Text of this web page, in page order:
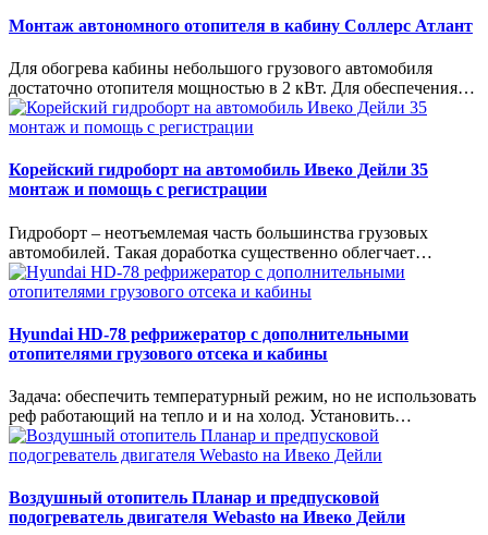
Монтаж автономного отопителя в кабину Соллерс Атлант
Для обогрева кабины небольшого грузового автомобиля
достаточно отопителя мощностью в 2 кВт. Для обеспечения…
Корейский гидроборт на автомобиль Ивеко Дейли 35
монтаж и помощь с регистрации
Гидроборт – неотъемлемая часть большинства грузовых
автомобилей. Такая доработка существенно облегчает…
Hyundai HD-78 рефрижератор с дополнительными
отопителями грузового отсека и кабины
Задача: обеспечить температурный режим, но не использовать
реф работающий на тепло и и на холод. Установить…
Воздушный отопитель Планар и предпусковой
подогреватель двигателя Webasto на Ивеко Дейли